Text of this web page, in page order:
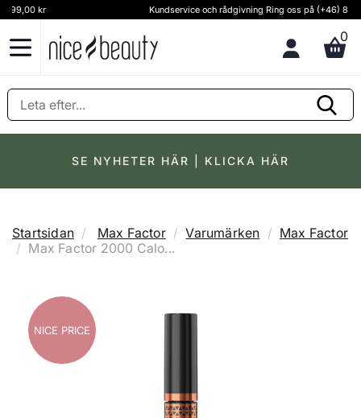
Kundservice och rådgivning Ring oss på (+46) 8 124 102 30
0
SE NYHETER HÄR | KLICKA HÄR
Startsidan Max Factor Varumärken
Max Factor
Max Factor 2000 Calo...
NICE PRICE
NICE PRICE
NICE PRICE
NICE PRICE
NICE PRICE
NICE PRICE